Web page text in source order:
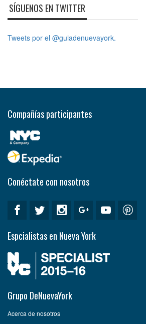
SÍGUENOS EN TWITTER
Tweets por el @guiadenuevayork.
Compañías participantes
Conéctate con nosotros
Espcialistas en Nueva York
Grupo DeNuevaYork
Acerca de nosotros